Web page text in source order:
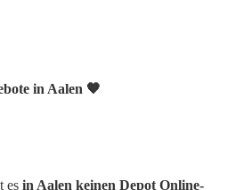
in Aalen 🧡
es in Aalen keinen Depot Online-